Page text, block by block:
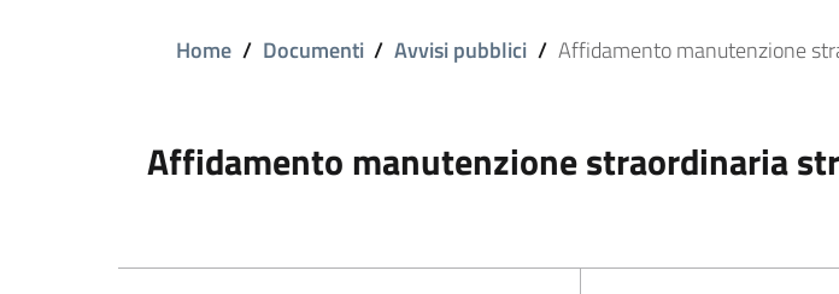
Home / Documenti / Avvisi pubblici / Affidamento manutenzione
Affidamento manutenzione straordinaria